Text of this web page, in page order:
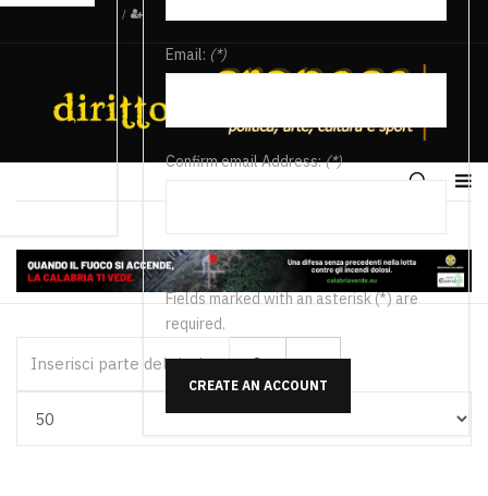
/
Email: (*)
Confirm email Address:(*)
Fields marked with an asterisk (*) are
required.
CREATE AN ACCOUNT